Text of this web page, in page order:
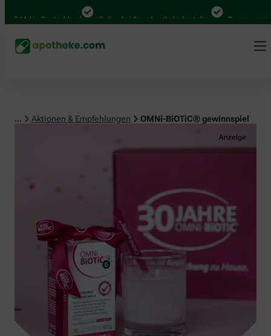
in Deutschland Online bei Ihrer Apotheke bestellen Bequem
... Aktionen & Empfehlungen OMNi-BiOTiC® gewinnspiel